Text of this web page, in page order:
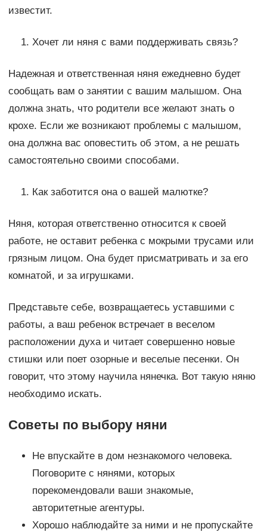
известит.
Хочет ли няня с вами поддерживать связь?
Надежная и ответственная няня ежедневно будет
сообщать вам о занятии с вашим малышом. Она
должна знать, что родители все желают знать о
крохе. Если же возникают проблемы с малышом,
она должна вас оповестить об этом, а не решать
самостоятельно своими способами.
Как заботится она о вашей малютке?
Няня, которая ответственно относится к своей
работе, не оставит ребенка с мокрыми трусами или
грязным лицом. Она будет присматривать и за его
комнатой, и за игрушками.
Представьте себе, возвращаетесь уставшими с
работы, а ваш ребенок встречает в веселом
расположении духа и читает совершенно новые
стишки или поет озорные и веселые песенки. Он
говорит, что этому научила нянечка. Вот такую няню
необходимо искать.
Советы по выбору няни
Не впускайте в дом незнакомого человека.
Поговорите с нянями, которых
порекомендовали ваши знакомые,
авторитетные агентуры.
Хорошо наблюдайте за ними и не пропускайте